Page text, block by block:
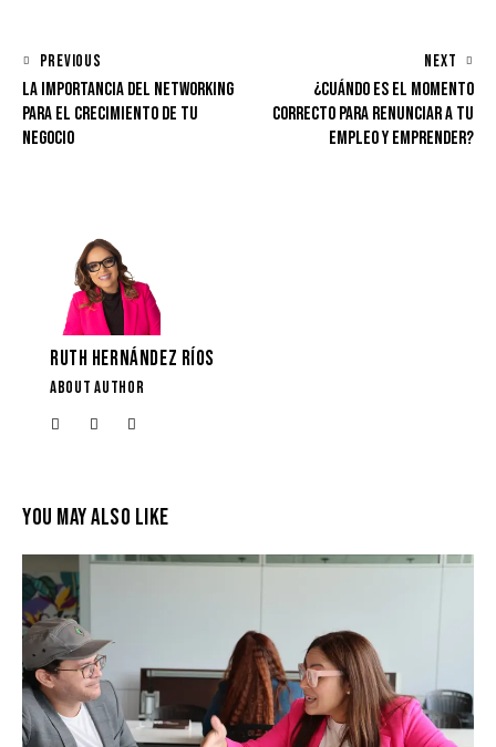
PREVIOUS
LA IMPORTANCIA DEL NETWORKING
PARA EL CRECIMIENTO DE TU
NEGOCIO
NEXT
¿CUÁNDO ES EL MOMENTO
CORRECTO PARA RENUNCIAR A TU
EMPLEO Y EMPRENDER?
RUTH HERNÁNDEZ RÍOS
ABOUT AUTHOR
YOU MAY ALSO LIKE